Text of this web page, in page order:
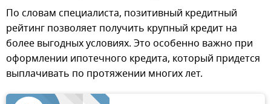
По словам специалиста, позитивный кредитный
рейтинг позволяет получить крупный кредит на
более выгодных условиях. Это особенно важно при
оформлении ипотечного кредита, который придется
выплачивать по протяжении многих лет.